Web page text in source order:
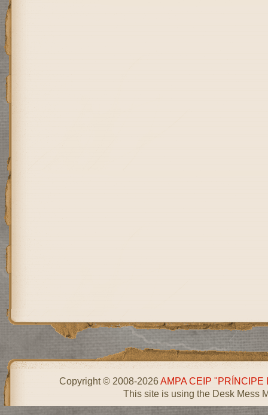
Copyright © 2008-2026AMPA CEIP "PRÍNCIPE
This site is using the Desk Mess